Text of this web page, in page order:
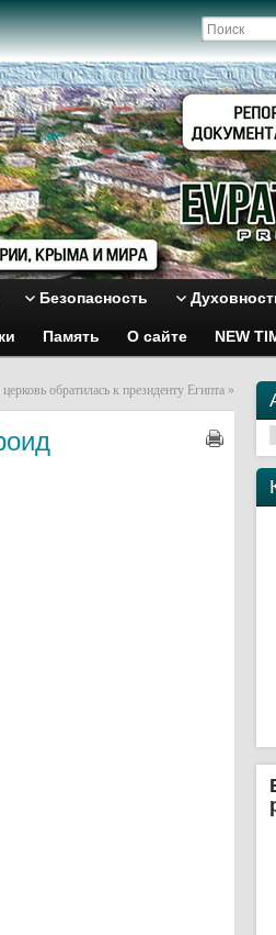
Безопасность
Память О сайте NEW
обратилась к президенту Египта »